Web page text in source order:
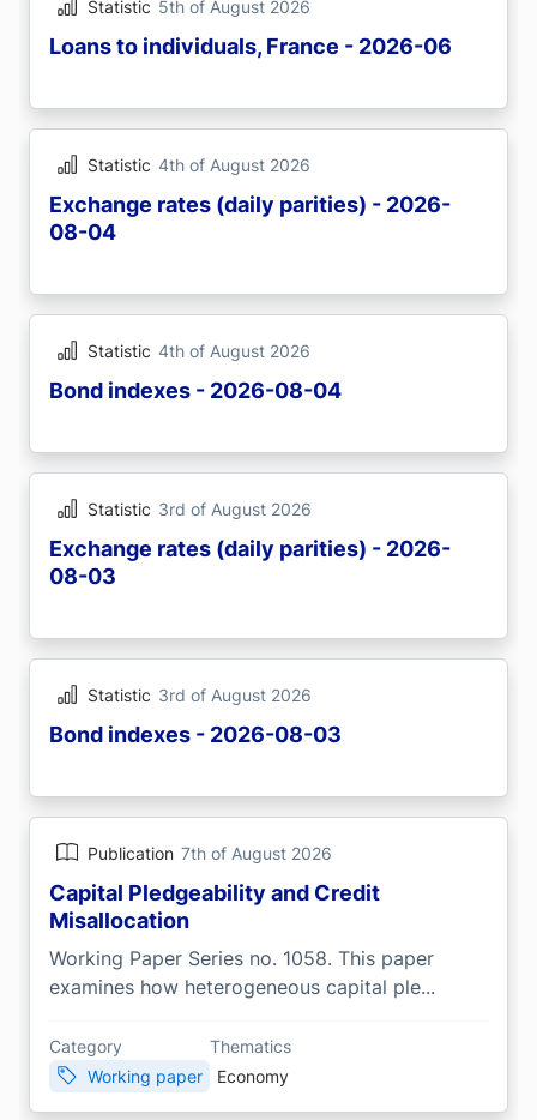
Statistic 5th of August 2026
Loans to individuals, France - 2026-06
Statistic 4th of August 2026
Exchange rates (daily parities) - 2026-
08-04
Statistic 4th of August 2026
Bond indexes - 2026-08-04
Statistic 3rd of August 2026
Exchange rates (daily parities) - 2026-
08-03
Statistic 3rd of August 2026
Bond indexes - 2026-08-03
Publication 7th of August 2026
Capital Pledgeability and Credit
Misallocation
Working Paper Series no. 1058. This paper
examines how heterogeneous capital ple...
Category
Working paper
Thematics
Economy